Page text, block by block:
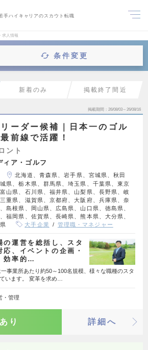
手ハイキャリアのスカウト転職
求人情報
条件変更
新着のみ 掲載終了間近
掲載期間 26/08/03～26/08/16
ーダー候補｜日本一のゴル
前線で活躍！
ント
ィア・ゴルフ
北海道、青森県、岩手県、宮城県、秋田
県、栃木県、群馬県、埼玉県、千葉県、東京
山県、石川県、福井県、山梨県、長野県、岐
重県、滋賀県、京都府、大阪府、兵庫県、奈
島根県、岡山県、広島県、山口県、徳島県、
福岡県、佐賀県、長崎県、熊本県、大分県、
大手企業 管理職・マネジャー
の運営を総括し、スタ
応、イベントの企画・
効率的…
一事業所あたり約50～100名規模、様々な職種のスタ
います。 変革を求め…
・管理
り 詳細へ